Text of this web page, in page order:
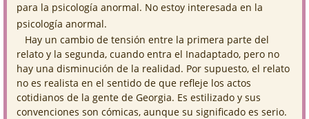
para la psicología anormal. No estoy interesada en la
psicología anormal.
Hay un cambio de tensión entre la primera parte del
relato y la segunda, cuando entra el Inadaptado, pero no
hay una disminución de la realidad. Por supuesto, el relato
no es realista en el sentido de que refleje los actos
cotidianos de la gente de Georgia. Es estilizado y sus
convenciones son cómicas, aunque su significado es serio.